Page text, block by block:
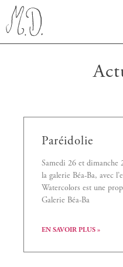
Paréidolie
Samedi 26 et dimanche
la galerie Béa-Ba, avec
Watercolors est une
Galerie Béa-Ba
EN SAVOIR PLUS »